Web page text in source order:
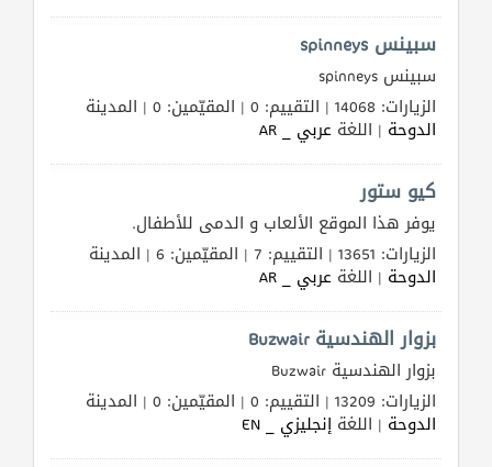
سبينس spinneys
سبينس spinneys
الزيارات: 14068 | التقييم: 0 | المقيّمين: 0 | المدينة
الدوحة | اللغة عربي _ AR
كيو ستور
يوفر هذا الموقع الألعاب و الدمى للأطفال.
الزيارات: 13651 | التقييم: 7 | المقيّمين: 6 | المدينة
الدوحة | اللغة عربي _ AR
بزوار الهندسية Buzwair
بزوار الهندسية Buzwair
الزيارات: 13209 | التقييم: 0 | المقيّمين: 0 | المدينة
الدوحة | اللغة إنجليزي _ EN